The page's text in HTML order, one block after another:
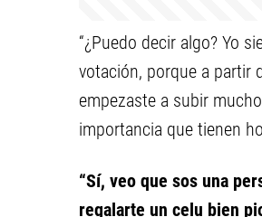
“¿Puedo decir algo? Yo
votación, porque a partir
empezaste a subir
importancia que tienen
“Sí, veo que sos una
regalarte un celu bien